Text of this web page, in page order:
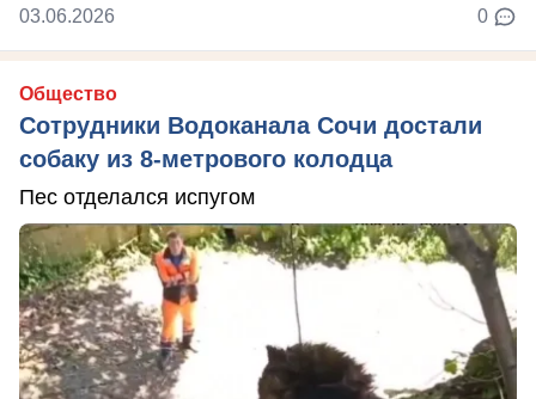
03.06.2026 0
Общество
Сотрудники Водоканала Сочи достали
собаку из 8-метрового колодца
Пес отделался испугом